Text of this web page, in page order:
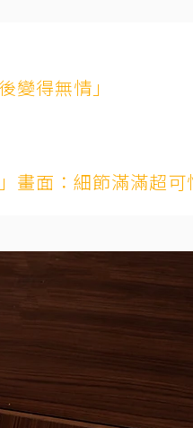
得無情」
畫面：細節滿滿超可